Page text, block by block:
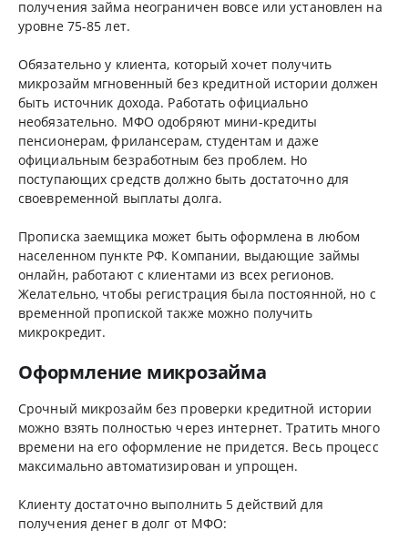
получения займа неограничен вовсе или установлен на
уровне 75-85 лет.
Обязательно у клиента, который хочет получить
микрозайм мгновенный без кредитной истории должен
быть источник дохода. Работать официально
необязательно. МФО одобряют мини-кредиты
пенсионерам, фрилансерам, студентам и даже
официальным безработным без проблем. Но
поступающих средств должно быть достаточно для
своевременной выплаты долга.
Прописка заемщика может быть оформлена в любом
населенном пункте РФ. Компании, выдающие займы
онлайн, работают с клиентами из всех регионов.
Желательно, чтобы регистрация была постоянной, но с
временной пропиской также можно получить
микрокредит.
Оформление микрозайма
Срочный микрозайм без проверки кредитной истории
можно взять полностью через интернет. Тратить много
времени на его оформление не придется. Весь процесс
максимально автоматизирован и упрощен.
Клиенту достаточно выполнить 5 действий для
получения денег в долг от МФО: